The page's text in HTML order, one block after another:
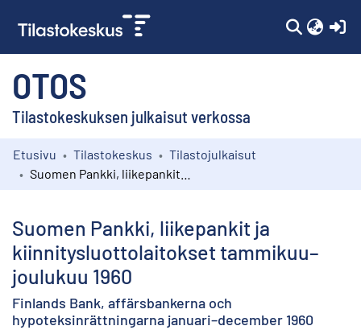
OTOS
Tilastokeskuksen julkaisut verkossa
Kokoelmat
Etusivu Tilastokeskus
Tilastojulkaisut
Suomen Pankki, liikepankit ja
kiinnitysluottolaitokset tammikuu–
joulukuu 1960
Finlands Bank, affärsbankerna och
hypoteksinrättningarna januari–december 1960